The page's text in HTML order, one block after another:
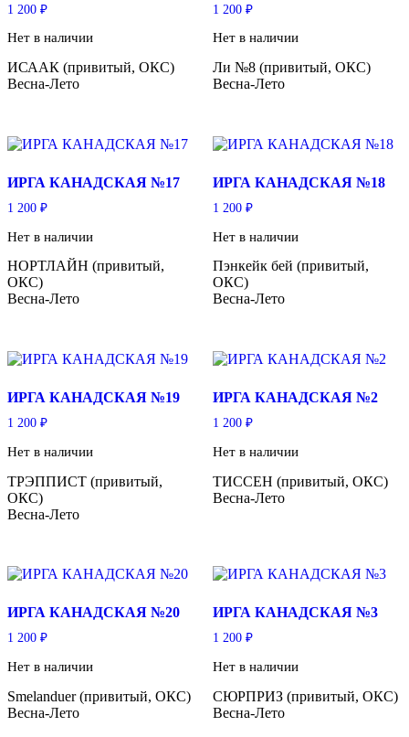
1 200 ₽
Нет в наличии
ИСААК (привитый, ОКС)
Весна-Лето
1 200 ₽
Нет в наличии
Ли №8 (привитый, ОКС)
Весна-Лето
ИРГА КАНАДСКАЯ №17
1 200 ₽
Нет в наличии
НОРТЛАЙН (привитый,
ОКС)
Весна-Лето
ИРГА КАНАДСКАЯ №18
1 200 ₽
Нет в наличии
Пэнкейк бей (привитый,
ОКС)
Весна-Лето
ИРГА КАНАДСКАЯ №19
1 200 ₽
Нет в наличии
ТРЭППИСТ (привитый,
ОКС)
Весна-Лето
ИРГА КАНАДСКАЯ №2
1 200 ₽
Нет в наличии
ТИССЕН (привитый, ОКС)
Весна-Лето
ИРГА КАНАДСКАЯ №20
1 200 ₽
Нет в наличии
Smelanduer (привитый, ОКС)
Весна-Лето
ИРГА КАНАДСКАЯ №3
1 200 ₽
Нет в наличии
СЮРПРИЗ (привитый, ОКС)
Весна-Лето